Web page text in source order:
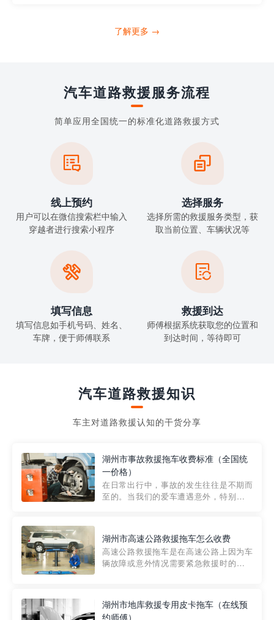
了解更多 →
汽车道路救援服务流程
简单应用全国统一的标准化道路救援方式

线上预约
用户可以在微信搜索栏中输入
穿越者进行搜索小程序

选择服务
选择所需的救援服务类型，获
取当前位置、车辆状况等

填写信息
填写信息如手机号码、姓名、
车牌，便于师傅联系

救援到达
师傅根据系统获取您的位置和
到达时间，等待即可
汽车道路救援知识
车主对道路救援认知的干货分享
湖州市事故救援拖车收费标准（全国统
一价格）
在日常出行中，事故的发生往往是不期而
至的。当我们的爱车遭遇意外，特别是在
细解析一下市区事故救援拖车的收费标
准，以及在选用拖车服务时应注...
湖州市高速公路救援拖车怎么收费
高速公路救援拖车是在高速公路上因为车
辆故障或意外情况需要紧急救援时的必备
路救援拖车的收费标准是由当地交通管理
湖州市地库救援专用皮卡拖车（在线预
约师傅）